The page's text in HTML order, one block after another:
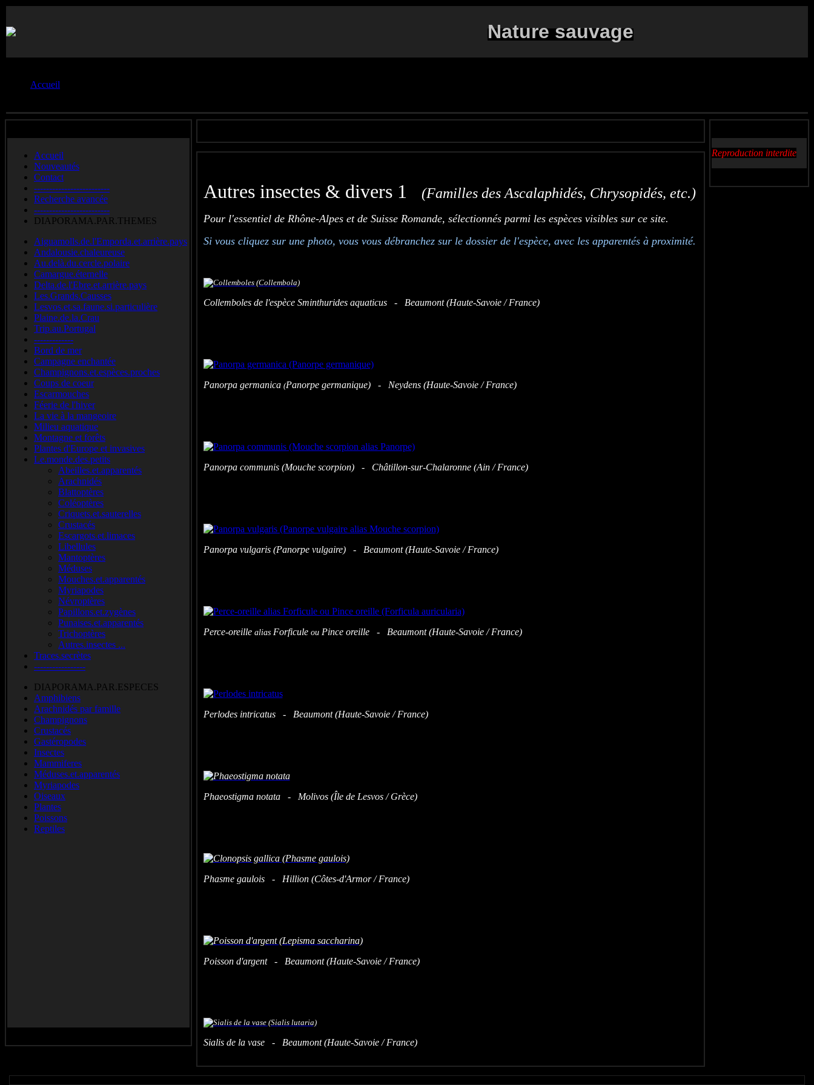
Nature sauvage
Accueil
Accueil
Nouveautés
Contact
-------------------------
Recherche avancée
-------------------------
DIAPORAMA.PAR.THEMES
Aiguamolls.de.l'Emporda.et.arrière.pays
Andalousie.chaleureuse
Au.delà.du.cercle.polaire
Camargue.éternelle
Delta.de.l'Ebre.et.arrière.pays
Les.Grands.Causses
Lesvos.et.sa.faune.si.particulière
Plaine.de.la.Crau
Trip.au.Portugal
-------------
Bord de mer
Campagne enchantée
Champignons.et.espèces.proches
Coups de coeur
Escarmouches
Féerie de l'hiver
La vie à la mangeoire
Milieu aquatique
Montagne et forêts
Plantes d'Europe et invasives
Le.monde.des.petits
Abeilles.et.apparentés
Arachnidés
Blattoptères
Coléoptères
Criquets.et.sauterelles
Crustacés
Escargots.et.limaces
Libellules
Mantoptères
Méduses
Mouches.et.apparentés
Myriapodes
Névroptères
Papillons.et.zygènes
Punaises.et.apparentés
Trichoptères
Autres.insectes ...
Traces.secrètes
-----------------
DIAPORAMA.PAR.ESPECES
Amphibiens
Arachnidés par famille
Champignons
Crustacés
Gastéropodes
Insectes
Mammiferes
Méduses.et.apparentés
Myriapodes
Oiseaux
Plantes
Poissons
Reptiles
Autres insectes & divers 1 (Familles des Ascalaphidés, Chrysopidés, etc.)
Pour l'essentiel de Rhône-Alpes et de Suisse Romande, sélectionnés parmi les espèces visibles sur ce site.
Si vous cliquez sur une photo, vous vous débranchez sur le dossier de l'espèce, avec les apparentés à proximité.
Collemboles de l'espèce Sminthurides aquaticus - Beaumont (Haute-Savoie / France)
Panorpa germanica (Panorpe germanique) - Neydens (Haute-Savoie / France)
Panorpa communis (Mouche scorpion) - Châtillon-sur-Chalaronne (Ain / France)
Panorpa vulgaris (Panorpe vulgaire) - Beaumont (Haute-Savoie / France)
Perce-oreille alias Forficule ouPince oreille- Beaumont (Haute-Savoie / France)
Perlodes intricatus - Beaumont (Haute-Savoie / France)
Phaeostigma notata - Molivos (Île de Lesvos / Grèce)
Phasme gaulois - Hillion (Côtes-d'Armor / France)
Poisson d'argent - Beaumont (Haute-Savoie / France)
Sialis de la vase - Beaumont (Haute-Savoie / France)
Reproduction interdite